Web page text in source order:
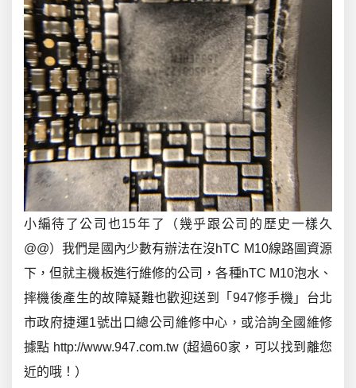
小編待了公司也15年了（幾乎跟公司的歷史一樣久
@@）我們是國內少數有辦法在沒hTC M10線路圖資源
下，但就主機板進行維修的公司，各種hTC M10泡水、
摔機後產生的故障疑難也歡迎送到「947修手機」台北
市政府捷運1號出口總公司維修中心，或洽詢全國維修
據點 http://www.947.com.tw (超過60家，可以找到離您
近的哦！）